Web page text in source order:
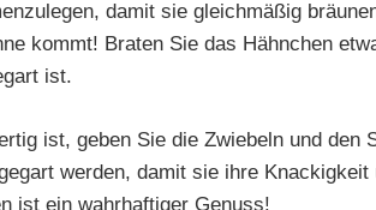
damit sie gleichmäßig
kommt! Braten Sie das Hähnchen
ist.
ist, geben Sie die Zwiebeln und den
werden, damit sie ihre
ist ein wahrhaftiger Genuss!